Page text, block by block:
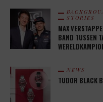
STORIES
MAX
BAND TUSSEN
NEWS
TUDOR BLACK